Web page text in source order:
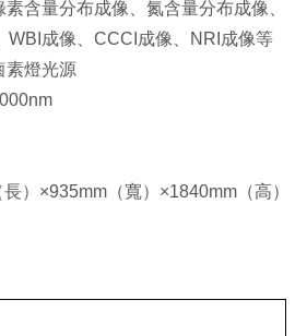
含量分布成像、氮含量分布成像、
WBI成像、CCCI成像、NRI成像等
素燈光源
）×935mm（寬）×1840mm（高）